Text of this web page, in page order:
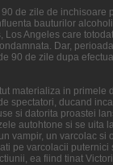
de zile de inchisoare
bauturilor
Angeles care
Dar,
90 de zile dupa
materializa in primele
spectatori, ducand
si datorita proastei
autohtone si se uita
vampir, un varcolac si
pe varcolacii puternici
ea fiind tinat